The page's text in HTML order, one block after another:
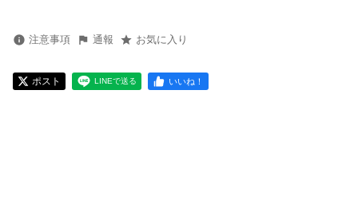
注意事項 通報 お気に入り
ポスト LINEで送る いいね！